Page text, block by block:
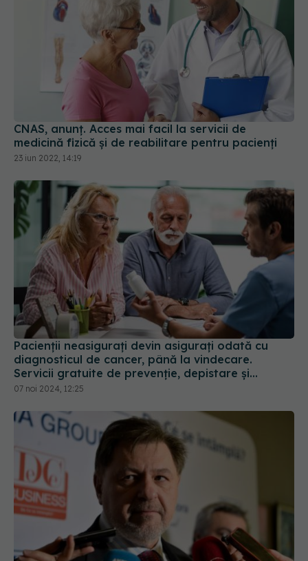
CNAS, anunț. Acces mai facil la servicii de
medicină fizică și de reabilitare pentru pacienți
23 iun 2022, 14:19
Pacienții neasigurați devin asigurați odată cu
diagnosticul de cancer, până la vindecare.
Servicii gratuite de prevenţie, depistare şi
confirmare a bolii
07 noi 2024, 12:25